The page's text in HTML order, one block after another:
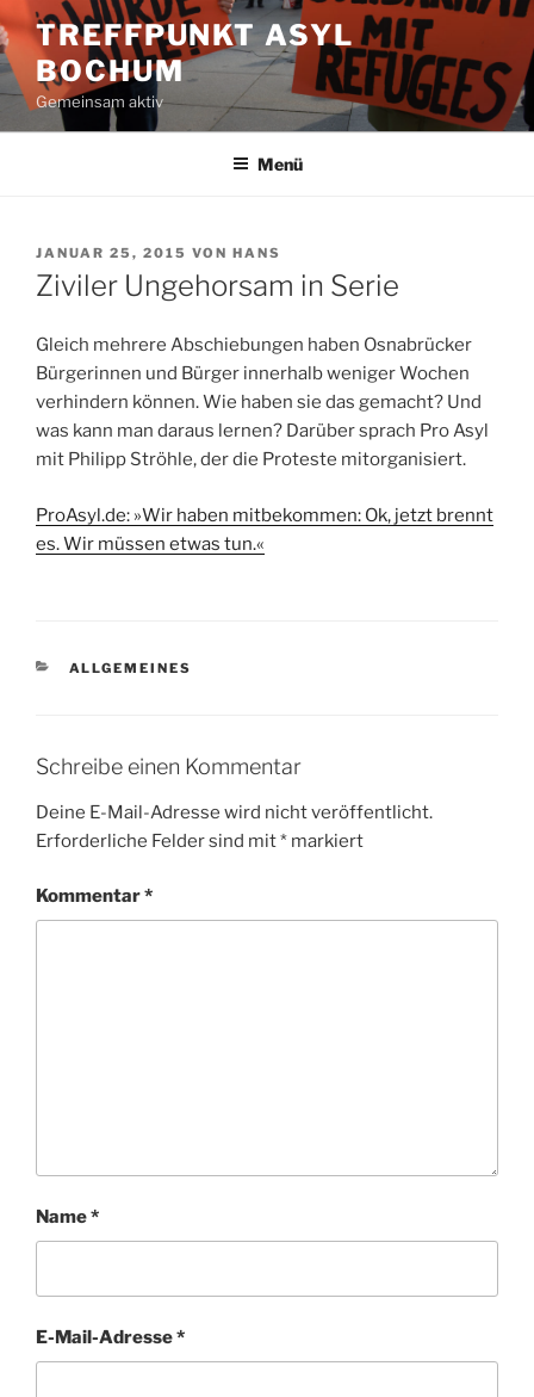
Zum
Inhalt
springen
TREFFPUNKT ASYL
BOCHUM
Gemeinsam aktiv
Menü
VERÖFFENTLICHT
AM
JANUAR 25, 2015 VON HANS
Ziviler Ungehorsam in Serie
Gleich mehrere Abschiebungen haben Osnabrücker
Bürgerinnen und Bürger innerhalb weniger Wochen
verhindern können. Wie haben sie das gemacht? Und
was kann man daraus lernen? Darüber sprach Pro Asyl
mit Philipp Ströhle, der die Proteste mitorganisiert.
ProAsyl.de: »Wir haben mitbekommen: Ok, jetzt brennt
es. Wir müssen etwas tun.«
KATEGORIEN
ALLGEMEINES
Schreibe einen Kommentar
Deine E-Mail-Adresse wird nicht veröffentlicht.
Erforderliche Felder sind mit* markiert
Kommentar*
Name*
E-Mail-Adresse*